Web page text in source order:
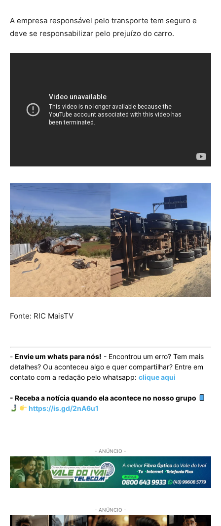
A empresa responsável pelo transporte tem seguro e
deve se responsabilizar pelo prejuízo do carro.
Fonte: RIC MaisTV
- Envie um whats para nós! - Encontrou um erro? Tem mais
detalhes? Ou aconteceu algo e quer compartilhar? Entre em
contato com a redação pelo whatsapp: clique aqui
- Receba a notícia quando ela acontece no nosso grupo
https://is.gd/2nA6u1
- ANÚNCIO -
- ANÚNCIO -